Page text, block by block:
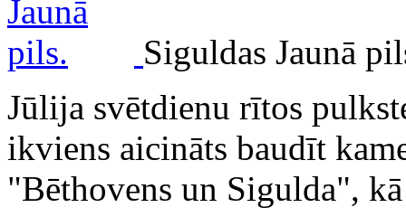
Siguldas Jaunā
Jūlija svētdienu rītos
ikviens aicināts baudīt
"Bēthovens un Sigulda",